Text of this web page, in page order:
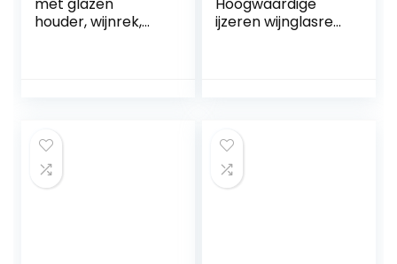
met glazen
houder, wijnrek,
eetkamer, bar,
woon- en
keukendecoratie
Hoogwaardige
ijzeren wijnglasrek